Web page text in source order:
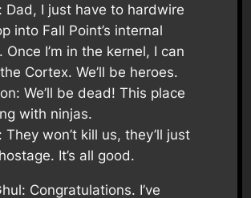
Dad, I just have to hardwire
into Fall Point’s internal
Once I’m in the kernel, I can
Cortex. We’ll be heroes.
We’ll be dead! This place
with ninjas.
They won’t kill us, they’ll just
It’s all good.
Congratulations. I’ve